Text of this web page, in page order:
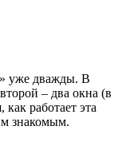
уже дважды. В
– два окна (в
работает эта
знакомым.